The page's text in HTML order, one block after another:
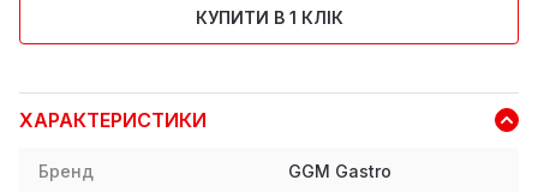
КУПИТИ В 1 КЛІК
ХАРАКТЕРИСТИКИ
Бренд GGM Gastro